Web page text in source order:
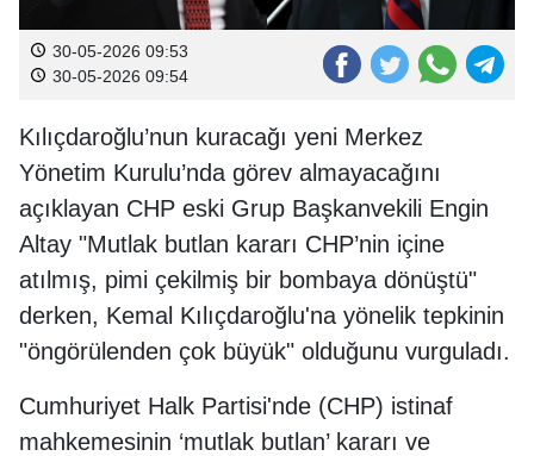
30-05-2026 09:53
30-05-2026 09:54
Kılıçdaroğlu’nun kuracağı yeni Merkez
Yönetim Kurulu’nda görev almayacağını
açıklayan CHP eski Grup Başkanvekili Engin
Altay "Mutlak butlan kararı CHP’nin içine
atılmış, pimi çekilmiş bir bombaya dönüştü"
derken, Kemal Kılıçdaroğlu'na yönelik tepkinin
"öngörülenden çok büyük" olduğunu vurguladı.
Cumhuriyet Halk Partisi'nde (CHP) istinaf
mahkemesinin ‘mutlak butlan’ kararı ve